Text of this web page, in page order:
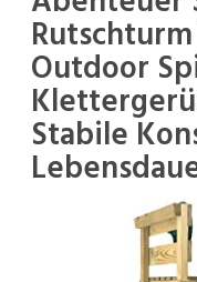
Outdoor
Stabile